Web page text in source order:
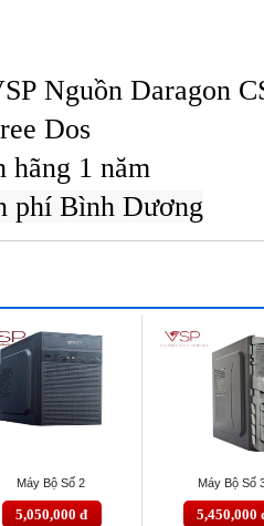
Nguồn Daragon
Dos
hãng 1 năm
phí Bình Dương
Máy Bộ Số 2
5,050,000 đ
Máy Bộ Số
5,450,000